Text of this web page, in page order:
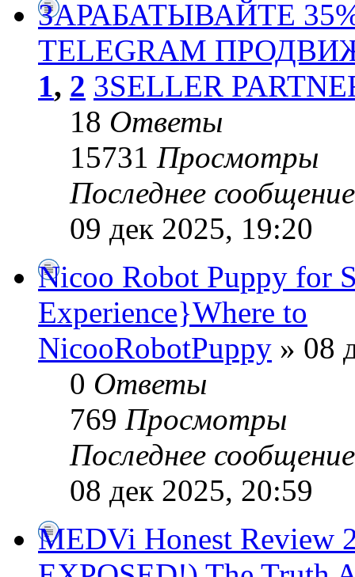
ЗАРАБАТЫВАЙТЕ
TELEGRAM
1, 2 3SELLER
18 Ответы
15731 Просмотры
Последнее
09 дек 2025, 19:20
Nicoo Robot Puppy for
Experience}Where to
NicooRobotPuppy » 08
0 Ответы
769 Просмотры
Последнее
08 дек 2025, 20:59
MEDVi Honest Review